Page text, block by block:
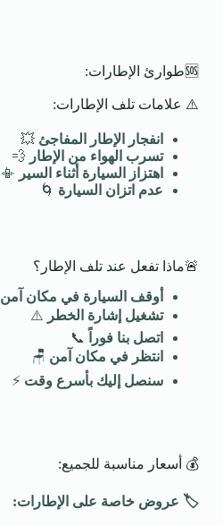
🆘طوارئ الإطارات:
⚠️ علامات تلف الإطارات:
انفجار الإطار المفاجئ 💥
تسرب الهواء من الإطار 💨
اهتزاز السيارة أثناء السير 📳
عدم اتزان السيارة 🌀
🚨ماذا تفعل عند تلف الإطار؟
أوقف السيارة في مكان آمن
تشغيل إشارة الخطر ⚠️
اتصل بنا فوراً
📞
انتظر في مكان آمن 🪑
سنصل إليك بأسرع وقت ⚡
💰 أسعار مناسبة للجميع:
🏷️ عروض خاصة على الإطارات: